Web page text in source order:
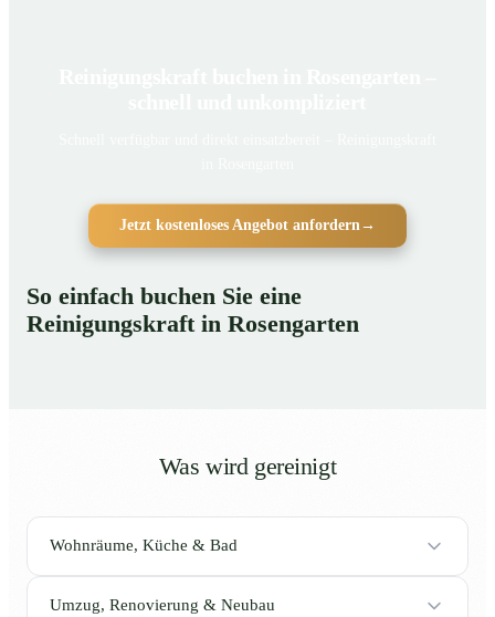
Jetzt kostenloses Angebot anfordern →
So einfach buchen Sie eine
Reinigungskraft in Rosengarten
Was wird gereinigt
Wohnräume, Küche & Bad
Umzug, Renovierung & Neubau